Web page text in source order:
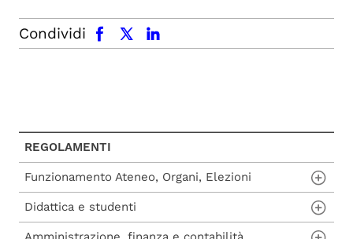
Condividi
facebook x.com linkedin
REGOLAMENTI
Funzionamento Ateneo, Organi, Elezioni
Regolamento Generale d'Ateneo
Didattica e studenti